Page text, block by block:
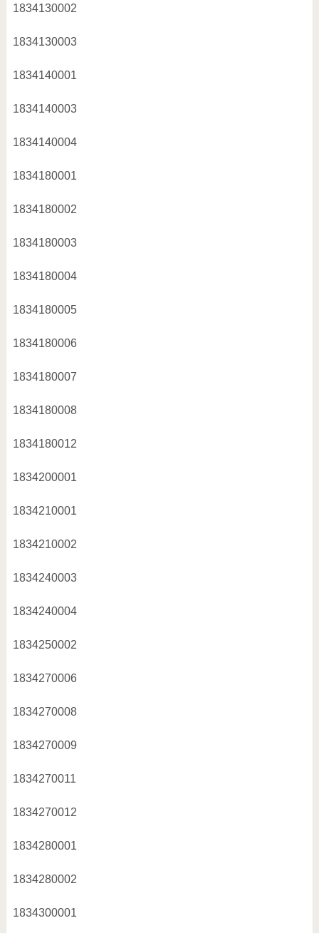
1834130002
1834130003
1834140001
1834140003
1834140004
1834180001
1834180002
1834180003
1834180004
1834180005
1834180006
1834180007
1834180008
1834180012
1834200001
1834210001
1834210002
1834240003
1834240004
1834250002
1834270006
1834270008
1834270009
1834270011
1834270012
1834280001
1834280002
1834300001